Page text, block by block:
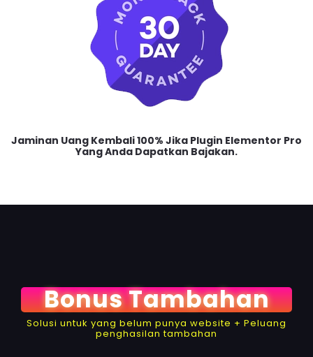
Jaminan Uang Kembali 100% Jika Plugin Elementor Pro
Yang Anda Dapatkan Bajakan.
Bonus Tambahan
Solusi untuk yang belum punya website + Peluang
penghasilan tambahan